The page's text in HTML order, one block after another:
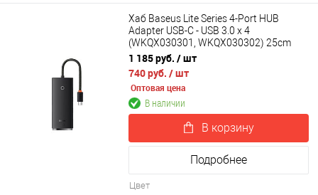
Хаб Baseus Lite Series 4-Port HUB
Adapter USB-C - USB 3.0 х 4
(WKQX030301, WKQX030302) 25cm
1 185 руб. / шт
740 руб. / шт
Оптовая цена
В наличии
В корзину
Подробнее
Цвет